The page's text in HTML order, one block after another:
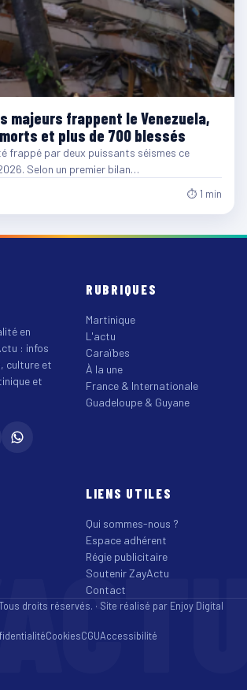
majeurs frappent le Venezuela,
et plus de 700 blessés
frappé par deux puissants séismes ce
Selon un premier bilan…
⏱ 1 min
en
: infos
culture et
et
RUBRIQUES
Martinique
L'actu
Caraïbes
À la une
France & Internationale
Guadeloupe & Guyane
LIENS UTILES
Qui sommes-nous ?
Espace adhérent
Régie publicitaire
Soutenir ZayActu
Contact
droits réservés. · Site réalisé par Enjoy Digital
CookiesCGUAccessibilité